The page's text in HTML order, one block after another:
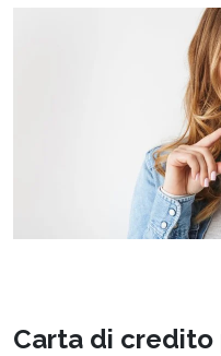
Carta di credito